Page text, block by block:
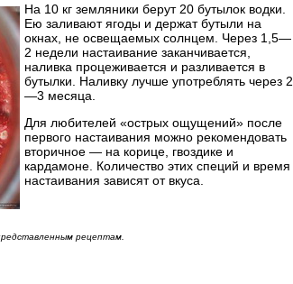
На 10 кг земляники берут 20 бутылок водки.
Ею заливают ягоды и держат бутыли на
окнах, не освещаемых солнцем. Через 1,5—
2 недели настаивание заканчивается,
наливка процеживается и разливается в
бутылки. Наливку лучше употреблять через 2
—3 месяца.
Для любителей «острых ощущений» после
первого настаивания можно рекомендовать
вторичное — на корице, гвоздике и
кардамоне. Количество этих специй и время
настаивания зависят от вкуса.
рецептам.